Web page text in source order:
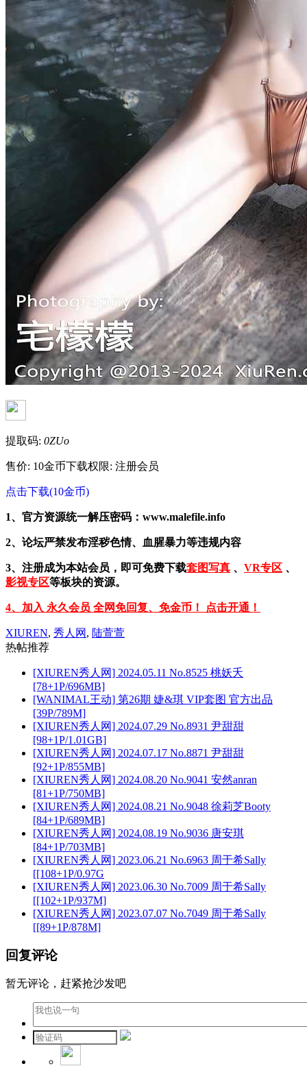
提取码: 0ZUo
售价: 10金币下载权限: 注册会员
点击下载(10金币)
1、官方资源统一解压密码：www.malefile.info
2、论坛严禁发布淫秽色情、血腥暴力等违规内容
3、注册成为本站会员，即可免费下载套图写真 、 VR专区 、
影视专区等板块的资源。
4、加入 永久会员 全网免回复、免金币！ 点击开通！
XIUREN, 秀人网 , 陆萱萱
热帖推荐
[XIUREN秀人网] 2024.05.11 No.8525 桃妖夭
[78+1P/696MB]
[WANIMAL王动] 第26期 婕&琪 VIP套图 官方出品
[39P/789M]
[XIUREN秀人网] 2024.07.29 No.8931 尹甜甜
[98+1P/1.01GB]
[XIUREN秀人网] 2024.07.17 No.8871 尹甜甜
[92+1P/855MB]
[XIUREN秀人网] 2024.08.20 No.9041 安然anran
[81+1P/750MB]
[XIUREN秀人网] 2024.08.21 No.9048 徐莉芝Booty
[84+1P/689MB]
[XIUREN秀人网] 2024.08.19 No.9036 唐安琪
[84+1P/703MB]
[XIUREN秀人网] 2023.06.21 No.6963 周于希Sally
[[108+1P/0.97G
[XIUREN秀人网] 2023.06.30 No.7009 周于希Sally
[[102+1P/937M]
[XIUREN秀人网] 2023.07.07 No.7049 周于希Sally
[[89+1P/878M]
回复评论
暂无评论，赶紧抢沙发吧